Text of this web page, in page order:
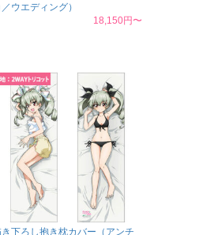
／ウエディング）
18,150円〜
下ろし抱き枕カバー（アンチ